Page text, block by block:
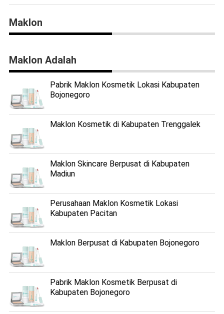
Maklon
Maklon Adalah
Pabrik Maklon Kosmetik Lokasi Kabupaten
Bojonegoro
Maklon Kosmetik di Kabupaten Trenggalek
Maklon Skincare Berpusat di Kabupaten
Madiun
Perusahaan Maklon Kosmetik Lokasi
Kabupaten Pacitan
Maklon Berpusat di Kabupaten Bojonegoro
Pabrik Maklon Kosmetik Berpusat di
Kabupaten Bojonegoro